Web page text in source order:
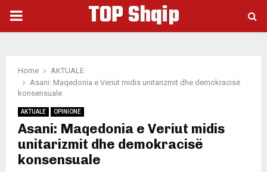
PRIMARY
TOP Shqip
Home
AKTUALE
Asani: Maqedonia e Veriut midis unitarizmit dhe demokracisë
konsensuale
AKTUALE OPINIONE
Asani: Maqedonia e Veriut midis
unitarizmit dhe demokracisë
konsensuale